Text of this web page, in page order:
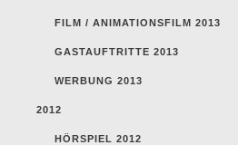
FILM / ANIMATIONSFILM 2013
GASTAUFTRITTE 2013
WERBUNG 2013
2012
HÖRSPIEL 2012